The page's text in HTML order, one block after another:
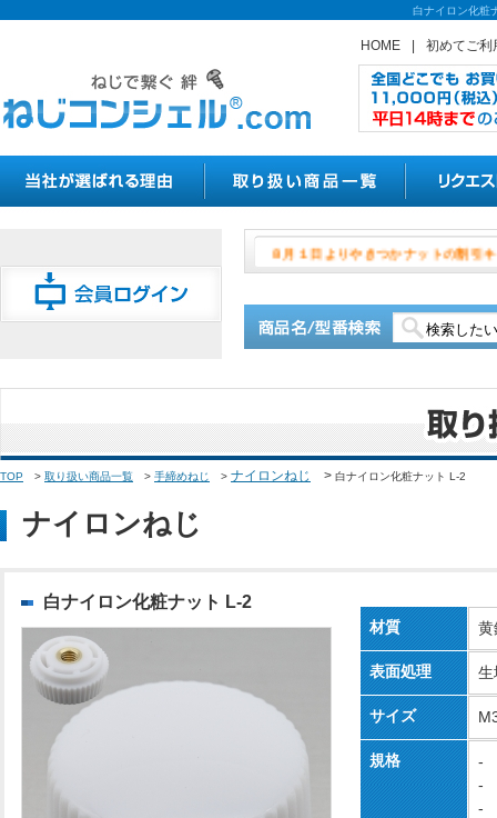
白ナイロン化粧
HOME 初めてご利
８月１日よりや
TOP > 取り扱い商品一覧 > 手締めねじ > ナイロンねじ > 白ナイロン化粧ナット L-2
ナイロンねじ
白ナイロン化粧ナット L-2
材質 黄
表面処理 生
サイズ
規格
-
-
-